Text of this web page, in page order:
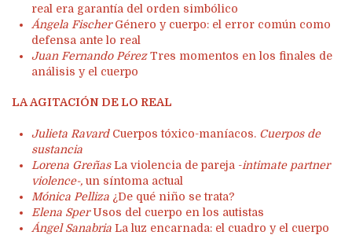
real era garantía del orden simbólico
Ángela FischerGénero y cuerpo: el error común como
defensa ante lo real
Juan Fernando PérezTres momentos en los finales de
análisis y el cuerpo
LA AGITACIÓN DE LO REAL
Julieta RavardCuerpos tóxico-maníacos. Cuerpos de
sustancia
Lorena GreñasLa violencia de pareja -intimate partner
violence-, un síntoma actual
Mónica Pelliza ¿De qué niño se trata?
Elena SperUsos del cuerpo en los autistas
Ángel Sanabria La luz encarnada: el cuadro y el cuerpo